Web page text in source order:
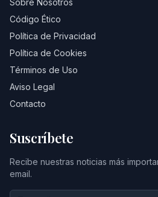
Sobre Nosotros
Código Ético
Política de Privacidad
Política de Cookies
Términos de Uso
Aviso Legal
Contacto
Suscríbete
Recibe nuestras noticias más
email.